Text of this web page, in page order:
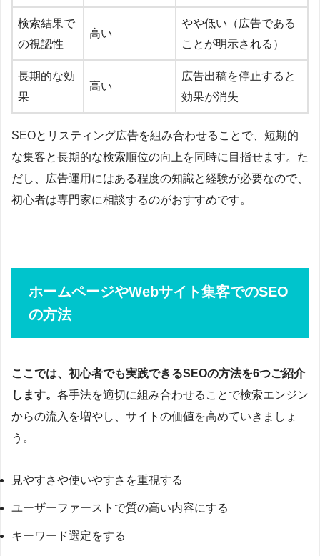
検索結果で
の視認性
高い
やや低い（広告である
ことが明示される）
長期的な効
果
高い
広告出稿を停止すると
効果が消失
SEOとリスティング広告を組み合わせることで、短期的
な集客と長期的な検索順位の向上を同時に目指せます。た
だし、広告運用にはある程度の知識と経験が必要なので、
初心者は専門家に相談するのがおすすめです。
ホームページやWebサイト集客でのSEO
の方法
ここでは、初心者でも実践できるSEOの方法を6つご紹介
します。 各手法を適切に組み合わせることで検索エンジン
からの流入を増やし、サイトの価値を高めていきましょ
う。
見やすさや使いやすさを重視する
ユーザーファーストで質の高い内容にする
キーワード選定をする